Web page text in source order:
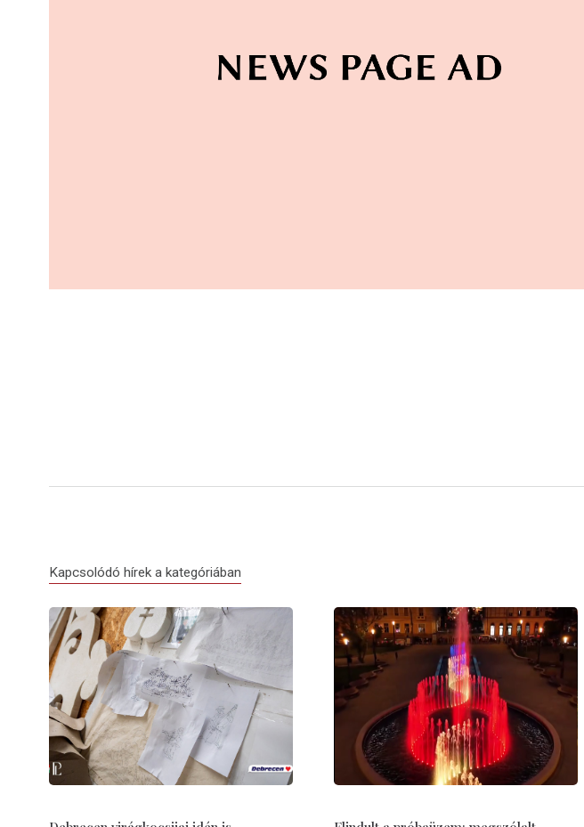
Kapcsolódó hírek a kategóriában